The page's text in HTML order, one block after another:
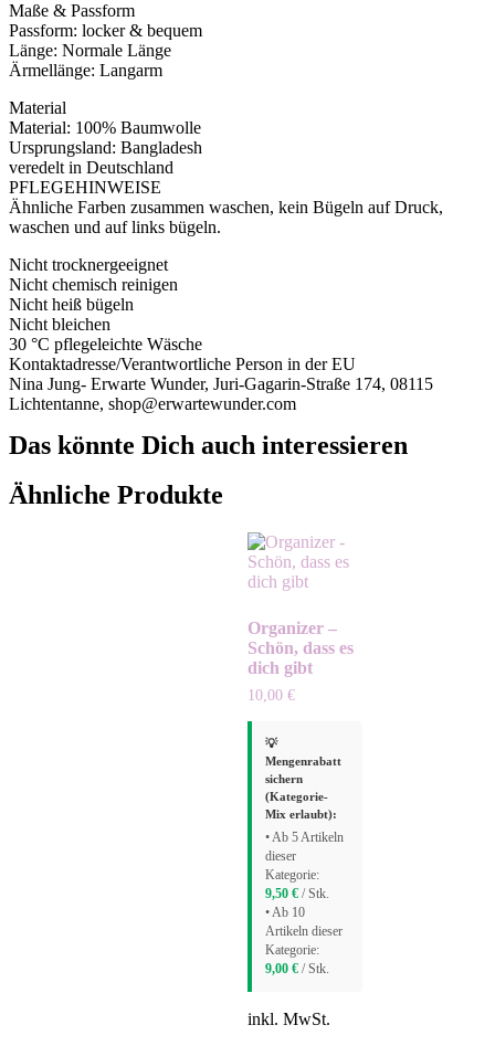
Maße & Passform
Passform: locker & bequem
Länge: Normale Länge
Ärmellänge: Langarm
Material
Material: 100% Baumwolle
Ursprungsland: Bangladesh
veredelt in Deutschland
PFLEGEHINWEISE
Ähnliche Farben zusammen waschen, kein Bügeln auf Druck,
waschen und auf links bügeln.
Nicht trocknergeeignet
Nicht chemisch reinigen
Nicht heiß bügeln
Nicht bleichen
30 °C pflegeleichte Wäsche
Kontaktadresse/Verantwortliche Person in der EU
Nina Jung- Erwarte Wunder, Juri-Gagarin-Straße 174, 08115
Lichtentanne, shop@erwartewunder.com
Das könnte Dich auch interessieren
Ähnliche Produkte
Organizer –
Schön, dass es
dich gibt
10,00 €
💡
Mengenrabatt
sichern
(Kategorie-
Mix erlaubt):
• Ab 5 Artikeln
dieser
Kategorie:
9,50 € / Stk.
• Ab 10
Artikeln dieser
Kategorie:
9,00 € / Stk.
inkl. MwSt.